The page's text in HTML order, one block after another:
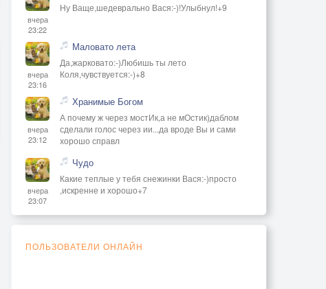
вчера
23:22
Ну Ваще,шедеврально Вася:-)!Улыбнул!+9
вчера
23:16
Маловато лета
Да,жарковато:-)Любишь ты лето
Коля,чувствуется:-)+8
вчера
23:12
Хранимые Богом
А почему ж через мостИк,а не мОстик)даблом
сделали голос через ии...да вроде Вы и сами
хорошо справл
вчера
23:07
Чудо
Какие теплые у тебя снежинки Вася:-)просто
,искренне и хорошо+7
ПОЛЬЗОВАТЕЛИ ОНЛАЙН